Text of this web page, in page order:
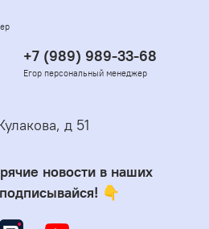
+7 (989) 989-33-68
Егор персональный менеджер
д 51
новости в наших
👇